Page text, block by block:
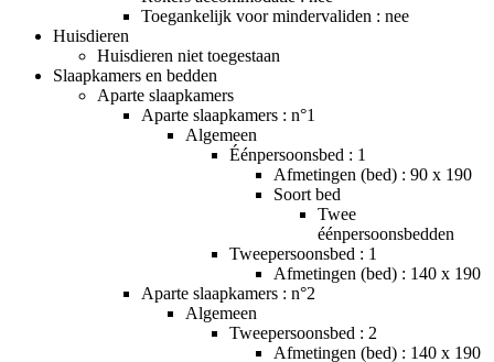
Toegankelijk voor mindervaliden : nee
Huisdieren
Huisdieren niet toegestaan
Slaapkamers en bedden
Aparte slaapkamers
Aparte slaapkamers : n°1
Algemeen
Éénpersoonsbed : 1
Afmetingen (bed) : 90 x 190
Soort bed
Twee
éénpersoonsbedden
Tweepersoonsbed : 1
Afmetingen (bed) : 140 x 190
Aparte slaapkamers : n°2
Algemeen
Tweepersoonsbed : 2
Afmetingen (bed) : 140 x 190